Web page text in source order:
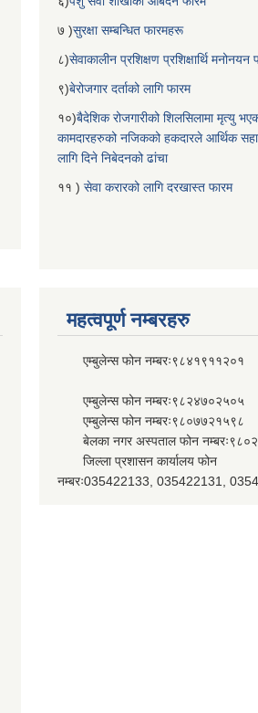
७ )सुरक्षा सम्बन्धित फारमहरू
८)सेवाकालीन प्रशिक्षण प्रशिक्षार्थि मनोनयन
९)बेरोजगार दर्ताको लागि फारम
१०)बैदेशिक रोजगारीको शिलसिलामा मृत्यु
कामदारहरुको नजिकको हकदारले आर्थिक
लागि दिने निबेदनको ढांचा
११ ) सेवा करारको लागि दरखास्त फारम
महत्वपूर्ण नम्बरहरु
एम्बुलेन्स फोन नम्बरः९८४१९११२०१
एम्बुलेन्स फोन नम्बरः९८२४७०२५०५
एम्बुलेन्स फोन नम्बरः९८०७७२१५९८
बेलका नगर अस्पताल फोन
जिल्ला प्रशासन कार्यालय फोन
नम्बरः035422133, 035422131,